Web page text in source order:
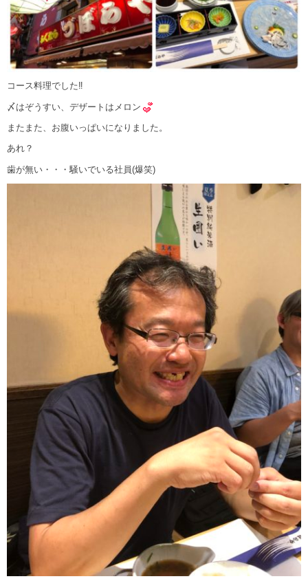
コース料理でした‼
〆はぞうすい、デザートはメロン
またまた、お腹いっぱいになりました。
あれ？
歯が無い・・・騒いでいる社員(爆笑)